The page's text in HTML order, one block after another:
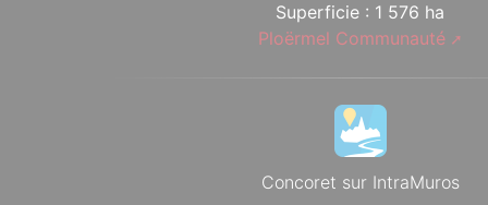
Superficie : 1 576 ha
Ploërmel Communauté
Concoret sur IntraMuros